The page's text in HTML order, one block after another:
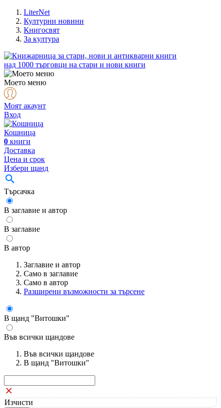
LiterNet
Културни новини
Книгосвят
За култура
над 1000 търговци на стари и нови книги
Моето меню
Моят акаунт
Вход
Кошница
0 книги
Доставка
Цена и срок
Избери щанд
Търсачка
В заглавие и автор
В заглавие
В автор
Заглавие и автор
Само в заглавие
Само в автор
Разширени възможности за търсене
В щанд "Витошки"
Във всички щандове
Във всички щандове
В щанд "Витошки"
Изчисти